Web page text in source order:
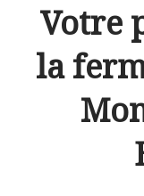
Votre
la